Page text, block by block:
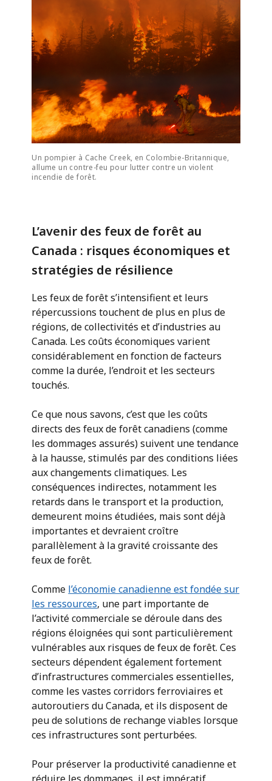
Un pompier à Cache Creek, en Colombie-Britannique,
allume un contre-feu pour lutter contre un violent
incendie de forêt.
L’avenir des feux de forêt au
Canada : risques économiques et
stratégies de résilience
Les feux de forêt s’intensifient et leurs
répercussions touchent de plus en plus de
régions, de collectivités et d’industries au
Canada. Les coûts économiques varient
considérablement en fonction de facteurs
comme la durée, l’endroit et les secteurs
touchés.
Ce que nous savons, c’est que les coûts
directs des feux de forêt canadiens (comme
les dommages assurés) suivent une tendance
à la hausse, stimulés par des conditions liées
aux changements climatiques. Les
conséquences indirectes, notamment les
retards dans le transport et la production,
demeurent moins étudiées, mais sont déjà
importantes et devraient croître
parallèlement à la gravité croissante des
feux de forêt.
Comme l’économie canadienne est fondée sur
les ressources, une part importante de
l’activité commerciale se déroule dans des
régions éloignées qui sont particulièrement
vulnérables aux risques de feux de forêt. Ces
secteurs dépendent également fortement
d’infrastructures commerciales essentielles,
comme les vastes corridors ferroviaires et
autoroutiers du Canada, et ils disposent de
peu de solutions de rechange viables lorsque
ces infrastructures sont perturbées.
Pour préserver la productivité canadienne et
réduire les dommages, il est impératif